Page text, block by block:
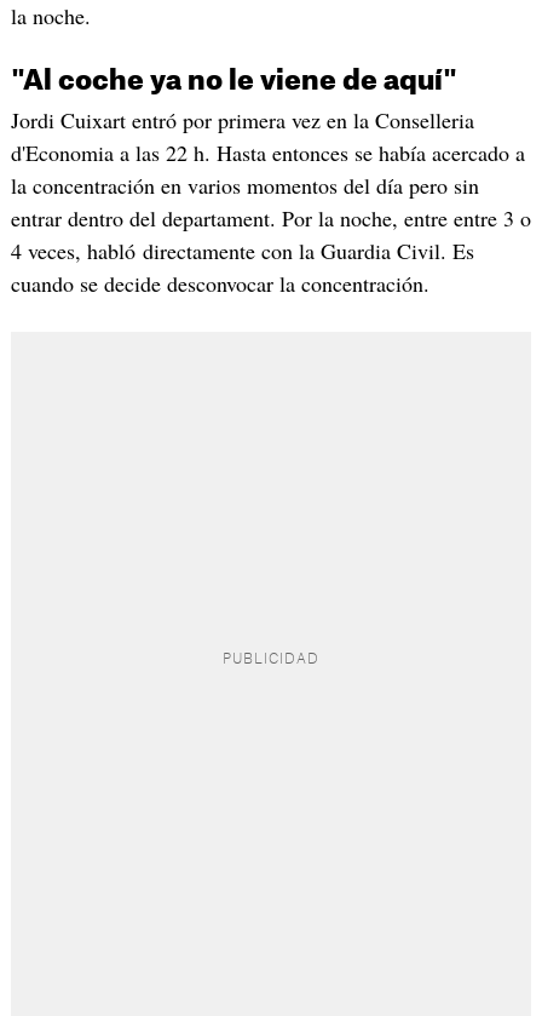
la noche.
"Al coche ya no le viene de aquí"
Jordi Cuixart entró por primera vez en la Conselleria
d'Economia a las 22 h. Hasta entonces se había acercado a
la concentración en varios momentos del día pero sin
entrar dentro del departament. Por la noche, entre entre 3 o
4 veces, habló directamente con la Guardia Civil. Es
cuando se decide desconvocar la concentración.